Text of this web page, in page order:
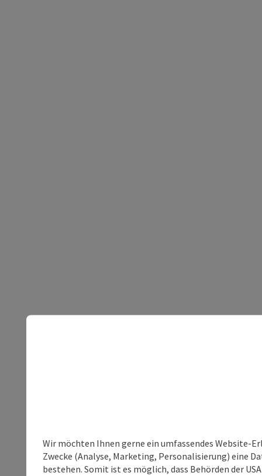
Wir möchten Ihnen gerne ein umfassendes Website-
Zwecke (Analyse, Marketing, Personalisierung) eine
bestehen. Somit ist es möglich, dass Behörden der